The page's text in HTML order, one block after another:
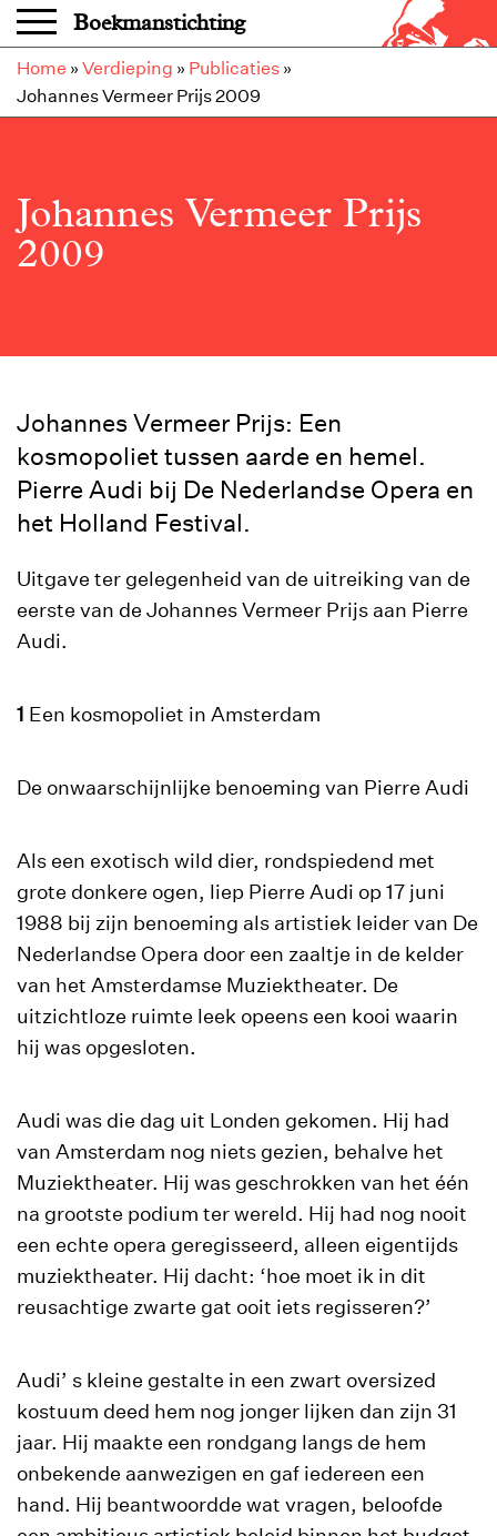
Overslaan en naar de inhoud gaan
Boekmanstichting
Home » Verdieping » Publicaties »
Johannes Vermeer Prijs 2009
Johannes Vermeer Prijs
2009
Johannes Vermeer Prijs: Een
kosmopoliet tussen aarde en hemel.
Pierre Audi bij De Nederlandse Opera en
het Holland Festival.
Uitgave ter gelegenheid van de uitreiking van de
eerste van de Johannes Vermeer Prijs aan Pierre
Audi.
1 Een kosmopoliet in Amsterdam
De onwaarschijnlijke benoeming van Pierre Audi
Als een exotisch wild dier, rondspiedend met
grote donkere ogen, liep Pierre Audi op 17 juni
1988 bij zijn benoeming als artistiek leider van De
Nederlandse Opera door een zaaltje in de kelder
van het Amsterdamse Muziektheater. De
uitzichtloze ruimte leek opeens een kooi waarin
hij was opgesloten.
Audi was die dag uit Londen gekomen. Hij had
van Amsterdam nog niets gezien, behalve het
Muziektheater. Hij was geschrokken van het één
na grootste podium ter wereld. Hij had nog nooit
een echte opera geregisseerd, alleen eigentijds
muziektheater. Hij dacht: ‘hoe moet ik in dit
reusachtige zwarte gat ooit iets regisseren?’
Audi’ s kleine gestalte in een zwart oversized
kostuum deed hem nog jonger lijken dan zijn 31
jaar. Hij maakte een rondgang langs de hem
onbekende aanwezigen en gaf iedereen een
hand. Hij beantwoordde wat vragen, beloofde